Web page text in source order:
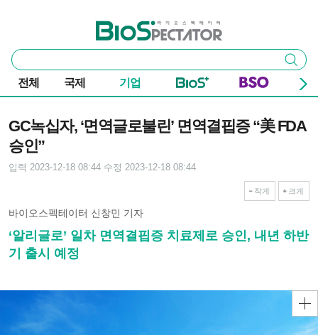
바이오스펙테이터
통
합
검
색
검색
전체 국제 기업
GC녹십자, ‘면역글로불린’ 면역결핍증 “美 FDA
승인”
입력 2023-12-18 08:44 수정 2023-12-18 08:44
작게 크게
바이오스펙테이터 신창민 기자
‘알리글로’ 일차 면역결핍증 치료제로 승인, 내년 하반
기 출시 예정